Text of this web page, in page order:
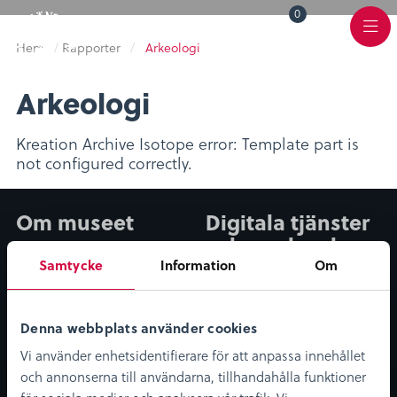
Samtycke Information Om
Denna webbplats använder cookies
Vi använder enhetsidentifierare för att anpassa innehållet
och annonserna till användarna, tillhandahålla funktioner
Varukorg
0 Toggle
Scheme
Meny
Hem / Rapporter / Arkeologi
Arkeologi
Kreation Archive Isotope error: Template part is
not configured correctly.
Om museet
Nyheter
Lediga tjänster
Digitala tjänster
och upplevelser
Digitalt museum
KLM Play
Podcast
Bibliotekskatalogen
Möt medeltiden